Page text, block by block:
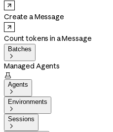
Create a Message
Count tokens in a Message
Batches

Managed Agents

Agents

Environments

Sessions
